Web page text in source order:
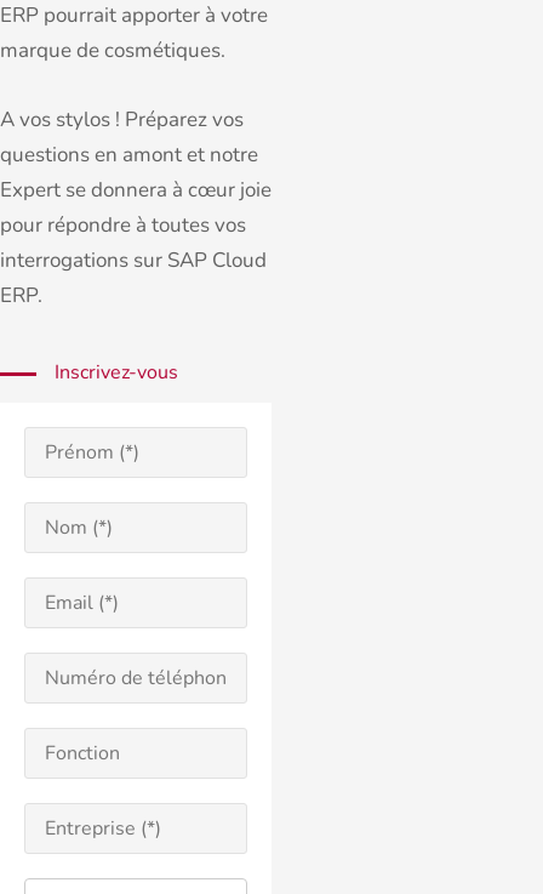
ERP pourrait apporter à votre
marque de cosmétiques.
A vos stylos ! Préparez vos
questions en amont et notre
Expert se donnera à cœur joie
pour répondre à toutes vos
interrogations sur SAP Cloud
ERP.
Inscrivez-vous